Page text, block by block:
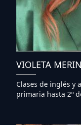
VIOLETA
Clases de inglés y
primaria hasta 2º